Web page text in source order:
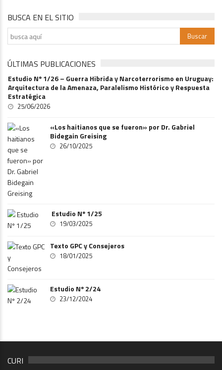
BUSCA EN EL SITIO
ÚLTIMAS PUBLICACIONES
Estudio Nº 1/26 – Guerra Hibrida y Narcoterrorismo en Uruguay:
Arquitectura de la Amenaza, Paralelismo Histórico y Respuesta
Estratégica
25/06/2026
«Los haitianos que se fueron» por Dr. Gabriel
Bidegain Greising
26/10/2025
Estudio Nº 1/25
19/03/2025
Texto GPC y Consejeros
18/01/2025
Estudio Nº 2/24
23/12/2024
CURI